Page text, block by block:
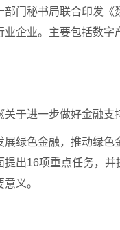
门秘书局联合印发《
业企业。 主要包括数字
关于进一步做好金融支
展绿色金融，推动绿
提出16项重点任务，并
意义。